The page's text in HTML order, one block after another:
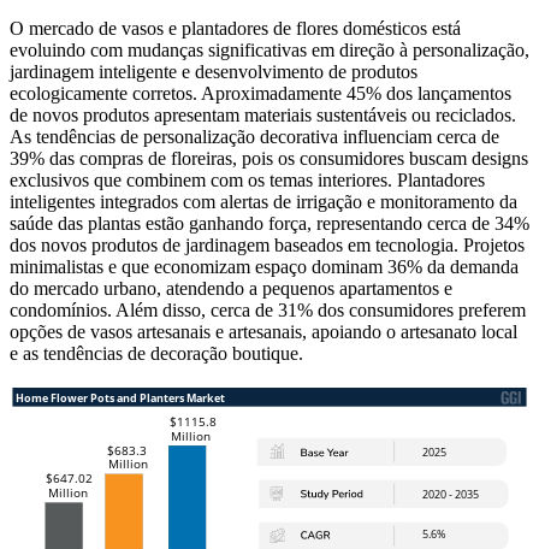
O mercado de vasos e plantadores de flores domésticos está
evoluindo com mudanças significativas em direção à personalização,
jardinagem inteligente e desenvolvimento de produtos
ecologicamente corretos. Aproximadamente 45% dos lançamentos
de novos produtos apresentam materiais sustentáveis ​​ou reciclados.
As tendências de personalização decorativa influenciam cerca de
39% das compras de floreiras, pois os consumidores buscam designs
exclusivos que combinem com os temas interiores. Plantadores
inteligentes integrados com alertas de irrigação e monitoramento da
saúde das plantas estão ganhando força, representando cerca de 34%
dos novos produtos de jardinagem baseados em tecnologia. Projetos
minimalistas e que economizam espaço dominam 36% da demanda
do mercado urbano, atendendo a pequenos apartamentos e
condomínios. Além disso, cerca de 31% dos consumidores preferem
opções de vasos artesanais e artesanais, apoiando o artesanato local
e as tendências de decoração boutique.